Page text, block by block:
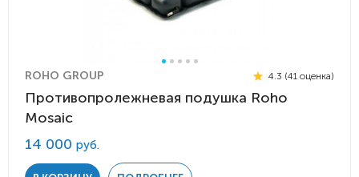
ROHO GROUP 4.3 (41 оценка)
Противопролежневая подушка Roho
Mosaic
14 000 руб.